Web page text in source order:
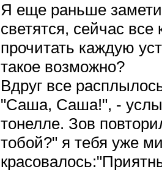
Я еще раньше
светятся, сейчас
прочитать каждую
такое возможно?
Вдруг все
"Саша, Саша!", -
тонелле. Зов
тобой?" я тебя уже